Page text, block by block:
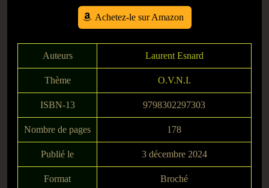
Achetez-le sur Amazon
Auteurs Laurent Esnard
Thème O.V.N.I.
ISBN-13 9798302297303
Nombre de pages 178
Publié le 3 décembre 2024
Format Broché